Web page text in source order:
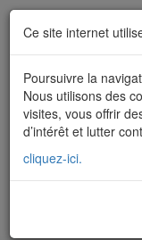
Ce site internet
Poursuivre la
Nous utilisons des
visites, vous offrir
d’intérêt et lutter
cliquez-ici.